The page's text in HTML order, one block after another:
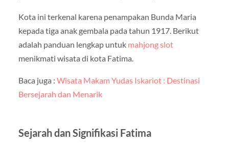
Kota ini terkenal karena penampakan Bunda Maria
kepada tiga anak gembala pada tahun 1917. Berikut
adalah panduan lengkap untuk mahjong slot
menikmati wisata di kota Fatima.
Baca juga : Wisata Makam Yudas Iskariot : Destinasi
Bersejarah dan Menarik
Sejarah dan Signifikasi Fatima